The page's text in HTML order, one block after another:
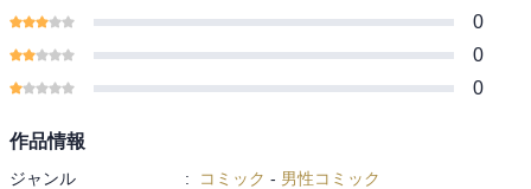
0
0
0
作品情報
ジャンル : コミック - 男性コミック